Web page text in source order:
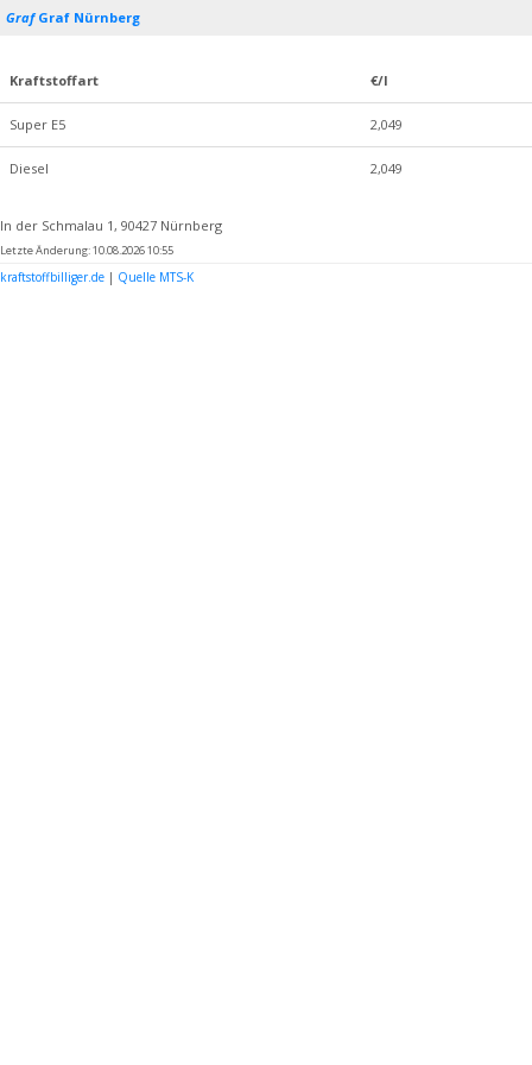
GrafGraf Nürnberg
Kraftstoffart €/l
Super E5 2,049
Diesel 2,049
In der Schmalau 1, 90427 Nürnberg
Letzte Änderung: 10.08.2026 10:55
kraftstoffbilliger.de | Quelle MTS-K